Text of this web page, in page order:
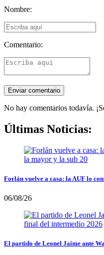
Nombre:
Comentario:
No hay comentarios todavía.
Últimas Noticias:
Forlán vuelve a casa: la AUF lo
06/08/26
El partido de Leonel Jaime ante